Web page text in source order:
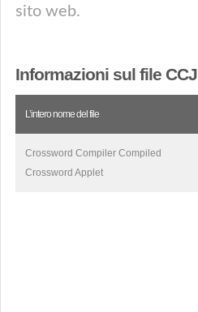
sito web.
Informazioni sul file CCJ
L’intero nome del file
Crossword Compiler Compiled
Crossword Applet